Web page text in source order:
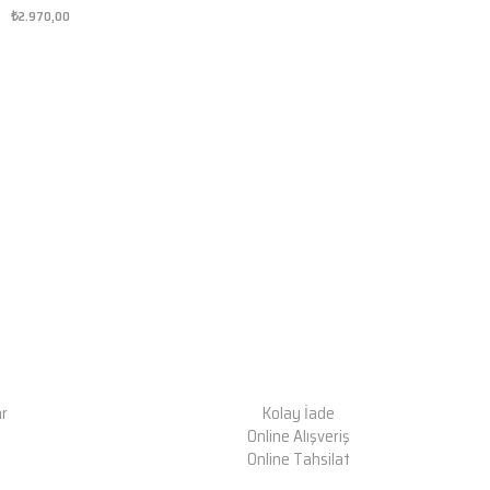
₺2.970,00
Kolay İade
Online Alışveriş
Online Tahsilat